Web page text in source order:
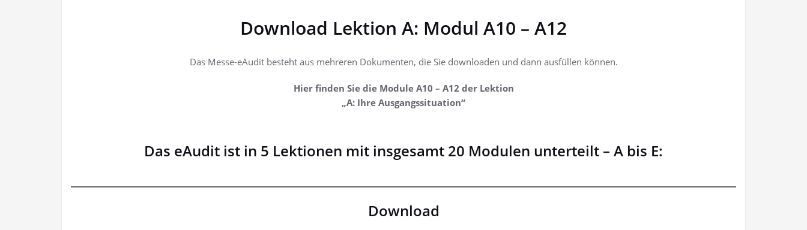
Download Lektion A: Modul A10 – A12
Das Messe-eAudit besteht aus mehreren Dokumenten, die Sie downloaden und dann ausfüllen können.
Hier finden Sie die Module A10 – A12 der Lektion
„A: Ihre Ausgangssituation“
Das eAudit ist in 5 Lektionen mit insgesamt 20 Modulen unterteilt – A bis E:
Download